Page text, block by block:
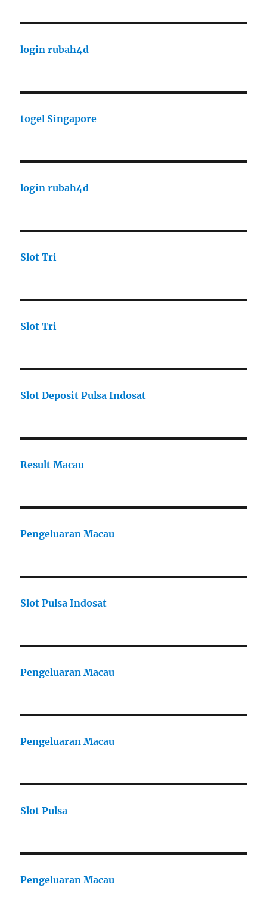
login rubah4d
togel Singapore
login rubah4d
Slot Tri
Slot Tri
Slot Deposit Pulsa Indosat
Result Macau
Pengeluaran Macau
Slot Pulsa Indosat
Pengeluaran Macau
Pengeluaran Macau
Slot Pulsa
Pengeluaran Macau